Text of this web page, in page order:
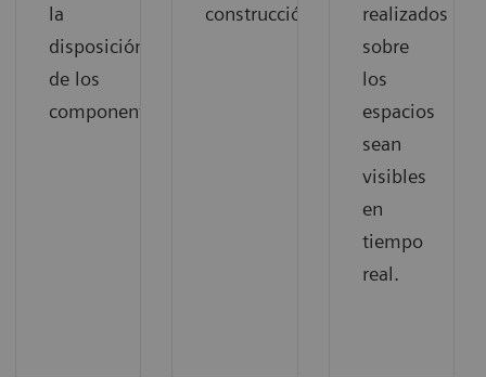
la
disposición
de los
componentes.
construcción.
realizados
sobre
los
espacios
sean
visibles
en
tiempo
real.